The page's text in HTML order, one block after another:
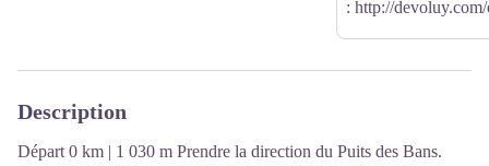
: http://
Description
Départ 0 km | 1 030 m Prendre la direction du Puits des Bans.